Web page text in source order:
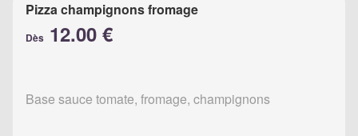
Pizza champignons fromage
Dès 12.00 €
Base sauce tomate, fromage, champignons